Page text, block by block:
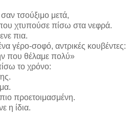
τσούξιμο μετά,
χτυπούσε πίσω στα νεφρά.
πια.
γέρο-σοφό, αντρικές κουβέντες:
που θέλαμε πολύ»
το χρόνο:
προετοιμασμένη.
η ίδια.